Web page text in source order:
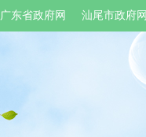
广东省政府网 汕尾市政府网